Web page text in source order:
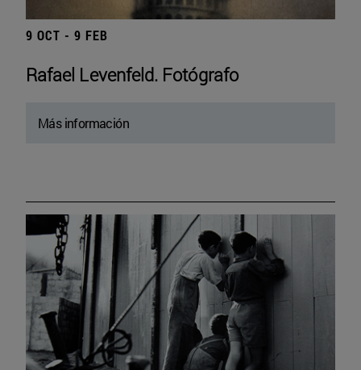
9 OCT - 9 FEB
Rafael Levenfeld. Fotógrafo
Más información